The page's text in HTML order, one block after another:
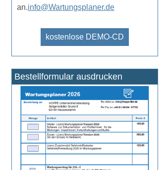
an.info@Wartungsplaner.de
kostenlose DEMO-CD
Bestellformular ausdrucken